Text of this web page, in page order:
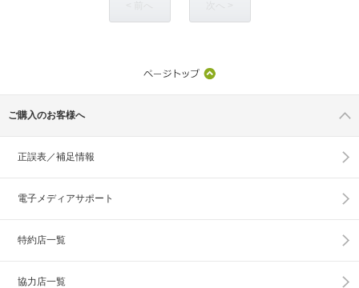
ご購入のお客様へ
正誤表／補足情報
電子メディアサポート
特約店一覧
協力店一覧